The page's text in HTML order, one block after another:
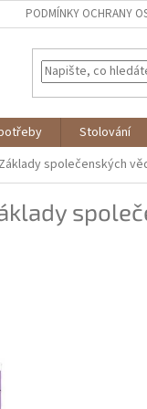
PODMÍNKY OCHRANY
Stolování
Základy společenských